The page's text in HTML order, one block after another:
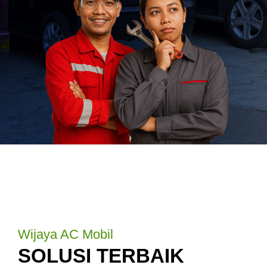
Wijaya AC Mobil
SOLUSI TERBAIK